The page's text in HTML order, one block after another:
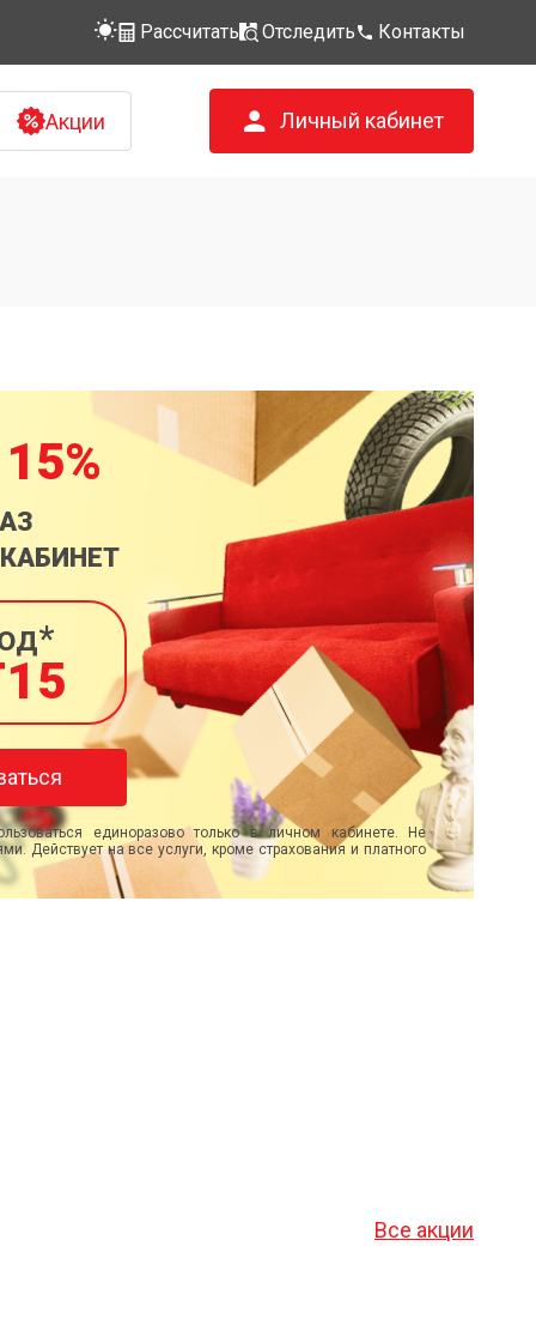
Рассчитать Отследить Контакты
Акции Личный кабинет
единоразово только в личном кабинете. Не
Действует на все услуги, кроме страхования и платного
Все акции